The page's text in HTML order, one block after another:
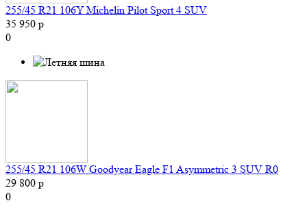
255/45 R21 106Y Michelin Pilot Sport 4 SUV
35 950 р
0
255/45 R21 106W Goodyear Eagle F1 Asymmetric 3 SUV R0
29 800 р
0